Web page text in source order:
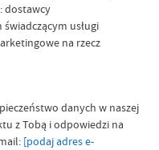
dostawcy
usługi
na rzecz
danych w naszej
z Tobą i odpowiedzi na
[podaj adres e-